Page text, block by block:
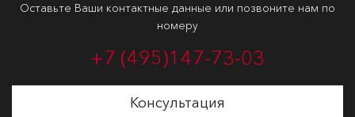
Оставьте Ваши контактные данные или позвоните нам по
номеру
+7 (495)147-73-03
Консультация